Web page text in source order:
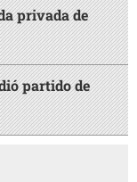
privada de
partido de